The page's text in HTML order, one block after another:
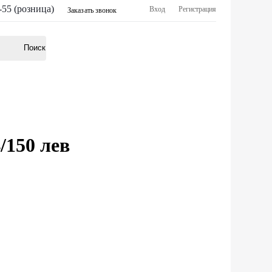
(розница) Заказать звонок Вход Регистрация
лев